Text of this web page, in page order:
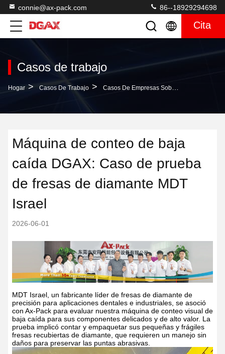
connie@ax-pack.com 86--18929294698
Cita
Casos de trabajo
Hogar > Casos De Trabajo > Casos De Empresas Sobre Máquina De Conteo De Baja Caída DGAX: Caso De Prueba De Fresas De Diamante MDT Israel
Máquina de conteo de baja
caída DGAX: Caso de prueba
de fresas de diamante MDT
Israel
2026-06-01
MDT Israel, un fabricante líder de fresas de diamante de
precisión para aplicaciones dentales e industriales, se asoció
con Ax-Pack para evaluar nuestra máquina de conteo visual de
baja caída para sus componentes delicados y de alto valor. La
prueba implicó contar y empaquetar sus pequeñas y frágiles
fresas recubiertas de diamante, que requieren un manejo sin
daños para preservar las puntas abrasivas.